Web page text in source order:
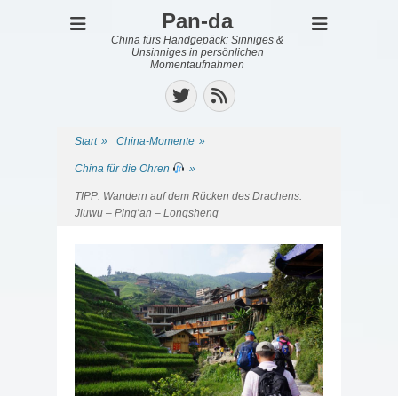
Pan-da
China fürs Handgepäck: Sinniges &
Unsinniges in persönlichen
Momentaufnahmen
Twitter
Feed
Start » China-Momente »
China für die Ohren »
TIPP: Wandern auf dem Rücken des Drachens:
Jiuwu – Ping’an – Longsheng